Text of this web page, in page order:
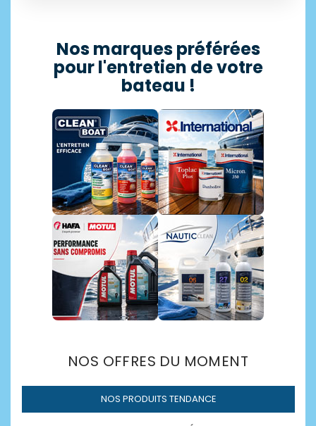
Accastillage
11 500 articles en stock
Découvrir →
Nos marques préférées
pour l'entretien de votre
bateau !
NOS OFFRES DU MOMENT
NOS PRODUITS TENDANCE